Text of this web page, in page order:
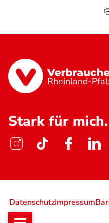
Rheinland-
Stark für mich.
DatenschutzImpressum